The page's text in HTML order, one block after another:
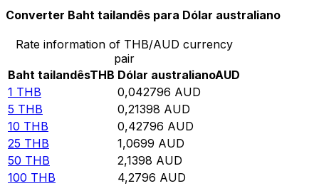
Converter Baht tailandês para Dólar australiano
Rate information of THB/AUD currency
pair
Baht tailandêsTHB Dólar australianoAUD
1 THB 0,042796 AUD
5 THB 0,21398 AUD
10 THB 0,42796 AUD
25 THB 1,0699 AUD
50 THB 2,1398 AUD
100 THB 4,2796 AUD